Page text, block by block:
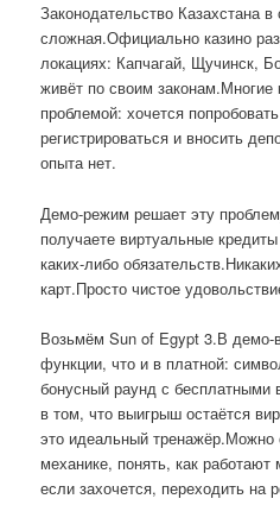
Законодательство Казахстана
сложная.Официально казино
локациях: Капчагай, Щучинск,
живёт по своим законам.Многие
проблемой: хочется
регистрироваться и вносить
опыта нет.
Демо-режим решает эту
получаете виртуальные
каких-либо
карт.Просто чистое
Возьмём Sun of Egypt 3.В демо-
функции, что и в платной:
бонусный раунд с бесплатными
в том, что выигрыш остаётся
это идеальный тренажёр.Можно
механике, понять, как
если захочется, переходить на